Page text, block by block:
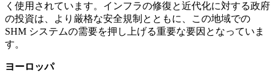
く使用されています。インフラの修復と近代化に対する政府
の投資は、より厳格な安全規制とともに、この地域での
SHM システムの需要を押し上げる重要な要因となっていま
す。
ヨーロッパ